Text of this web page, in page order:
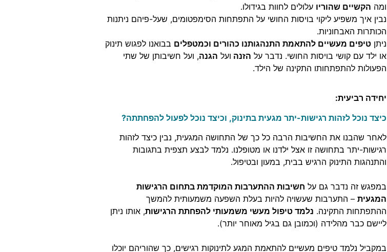
ומה הקשיים שהוריו עלולים לחוות בגידולו.
נבין איך משפיע ליקוי בויסות החושי על התפתחות הסימפטומים, שעל-פיהם ניתנות
הכותרות האבחוניות.
ניתן טיפים מעשיים להתאמת התנהגותנו כהורים וכמטפלים בבואנו לפגוש תינוק
או ילד עם קושי בויסות החושי. נדבר על הזנה ועל הגנה, ועל חשיבותן של שתי
הפעולות להתפתחותו התקינה של הילד.
יחידה רביעית:
כיצד נוכל לזהות רגישות-יתר מגעית בתינוק, וכיצד נוכל לפעול להפחתתה?
לאחר שהבנו את החשיבות הרבה כל כך של התחושה המגעית, נבין כיצד לזהות
רגישות-יתר בתחושה זו אצל ילדנו או מטופלנו. נלמד לבצע תצפית בתגובות
והתנהגות התינוק הרגיש בבית, במעון ובטיפול.
במפגש זה נדבר גם על חשיבות ההתערבות המוקדמת בתחום הרגישות
המגעית – התערבות שעשויה להיות בעלת השפעה משמעותית להמשך
ההתפתחות התקינה. נלמד טיפול מעשי משמעותי להפחתת הרגישות, אותו ניתן
ליישם כבר מהלידה (וכמובן גם בגיל מאוחר יותר).
במקביל נלמד טיפים מעשיים להתאמת המגע לתינוקות רגישים, כך שהוריהם יוכלו